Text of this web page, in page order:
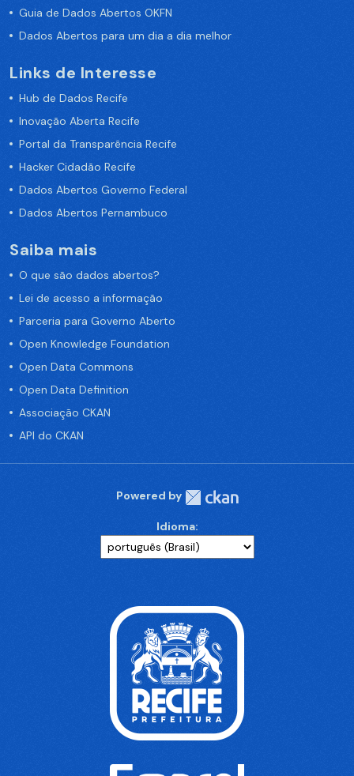
Guia de Dados Abertos OKFN
Dados Abertos para um dia a dia melhor
Links de Interesse
Hub de Dados Recife
Inovação Aberta Recife
Portal da Transparência Recife
Hacker Cidadão Recife
Dados Abertos Governo Federal
Dados Abertos Pernambuco
Saiba mais
O que são dados abertos?
Lei de acesso a informação
Parceria para Governo Aberto
Open Knowledge Foundation
Open Data Commons
Open Data Definition
Associação CKAN
API do CKAN
Powered by
Idioma